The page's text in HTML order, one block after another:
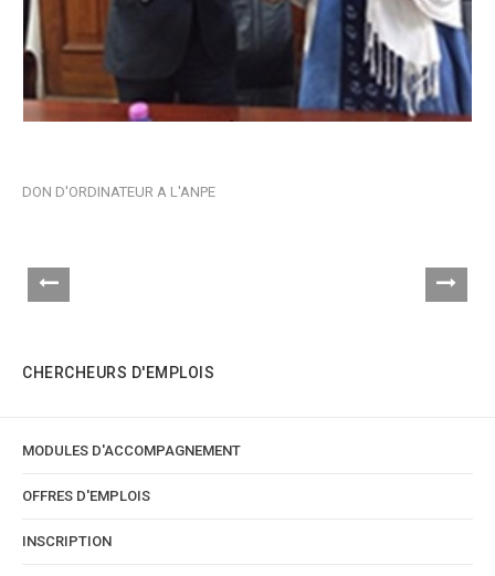
DON D'ORDINATEUR A L'ANPE
CHERCHEURS D'EMPLOIS
MODULES D'ACCOMPAGNEMENT
OFFRES D'EMPLOIS
INSCRIPTION